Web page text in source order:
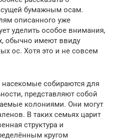
бумажным осам.
описанного уже
уделить особое внимания,
обычно имеют ввиду
ос. Хотя это и не совсем
собираются для
представляют собой
колониями. Они могут
В таких семьях царит
структура и
кругом